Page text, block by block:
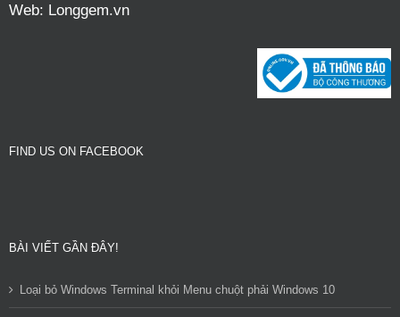
Web: Longgem.vn
FIND US ON FACEBOOK
BÀI VIẾT GẦN ĐÂY!
Loại bỏ Windows Terminal khỏi Menu chuột phải Windows 10